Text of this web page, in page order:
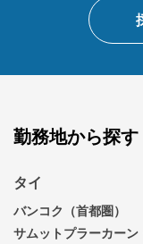
勤務地から探す
タイ
バンコク（首都圏）
サムットプラーカー